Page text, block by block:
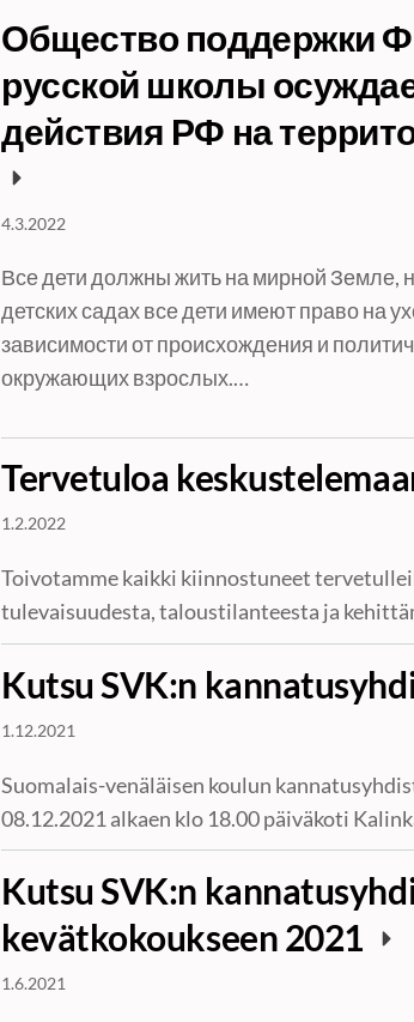
Общество поддержки
русской школы
действия РФ на
4.3.2022
Все дети должны жить на мирной Земле,
детских садах все дети имеют право на
зависимости от происхождения и
окружающих взрослых.…
Tervetuloa
1.2.2022
Toivotamme kaikki kiinnostuneet
tulevaisuudesta, taloustilanteesta ja
Kutsu SVK:n
1.12.2021
Suomalais-venäläisen koulun
08.12.2021 alkaen klo 18.00 päiväkoti
Kutsu SVK:n
kevätkokoukseen 2021
1.6.2021